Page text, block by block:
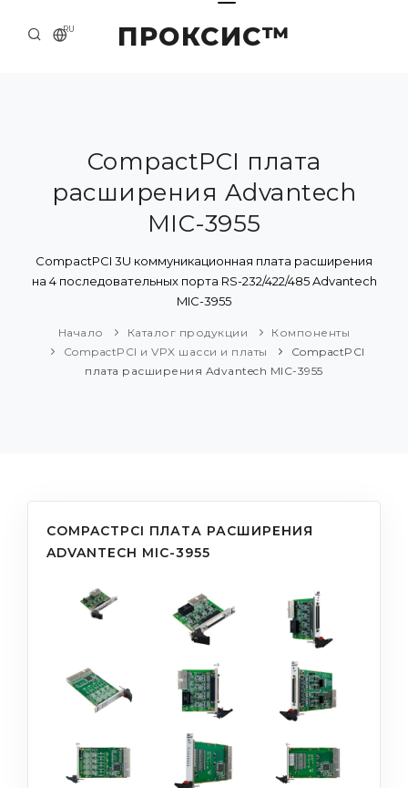
ПРОКСИС™
RU
О КОМПАНИИ
ПРИМЕРЫ И РЕШЕНИЯ
КАТАЛОГ ПРОДУКЦИИ
ПРЕСС-ЦЕНТР
CompactPCI плата
расширения Advantech
MIC-3955
CompactPCI 3U коммуникационная плата расширения
на 4 последовательных порта RS-232/422/485 Advantech
MIC-3955
Начало Каталог продукции
Компоненты
CompactPCI и VPX шасси и платы
CompactPCI
плата расширения Advantech MIC-3955
COMPACTPCI ПЛАТА РАСШИРЕНИЯ
ADVANTECH MIC-3955